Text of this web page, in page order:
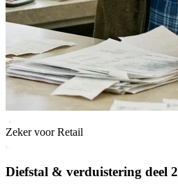
Zeker voor Retail
Diefstal & verduistering deel 2